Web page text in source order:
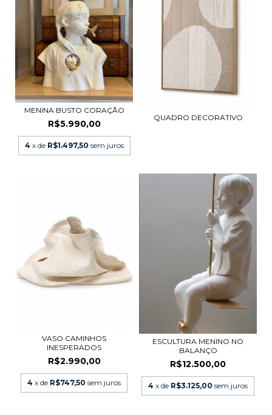
MENINA BUSTO CORAÇÃO
R$5.990,00
4 x de R$1.497,50 sem juros
QUADRO DECORATIVO
VASO CAMINHOS
INESPERADOS
R$2.990,00
4 x de R$747,50 sem juros
ESCULTURA MENINO NO
BALANÇO
R$12.500,00
4 x de R$3.125,00 sem juros